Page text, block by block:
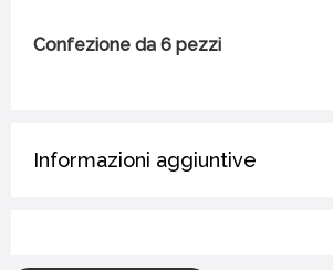
Confezione da 6 pezzi
Informazioni aggiuntive